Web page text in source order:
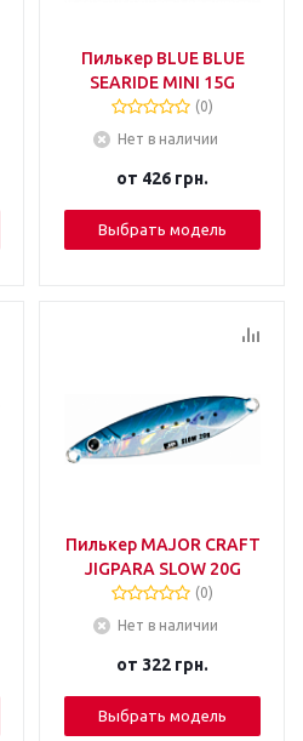
Пилькер BLUE BLUE
SEARIDE MINI 15G
(0)
Нет в наличии
от 426 грн.
Выбрать модель
Пилькер MAJOR CRAFT
JIGPARA SLOW 20G
(0)
Нет в наличии
от 322 грн.
Выбрать модель